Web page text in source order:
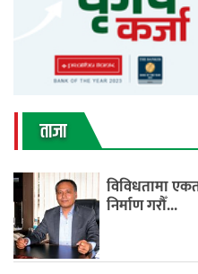
ताजा
विविधतामा
निर्माण गरौँ...